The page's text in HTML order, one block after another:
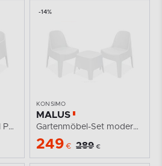
Moderne Gartenmöbel Polypropylen 2 Personen weiß
-14%
KONSIMO
MALUS
Gartenmöbel-Set modern Polypropylen 2 Personen weiß
249 € 289 €